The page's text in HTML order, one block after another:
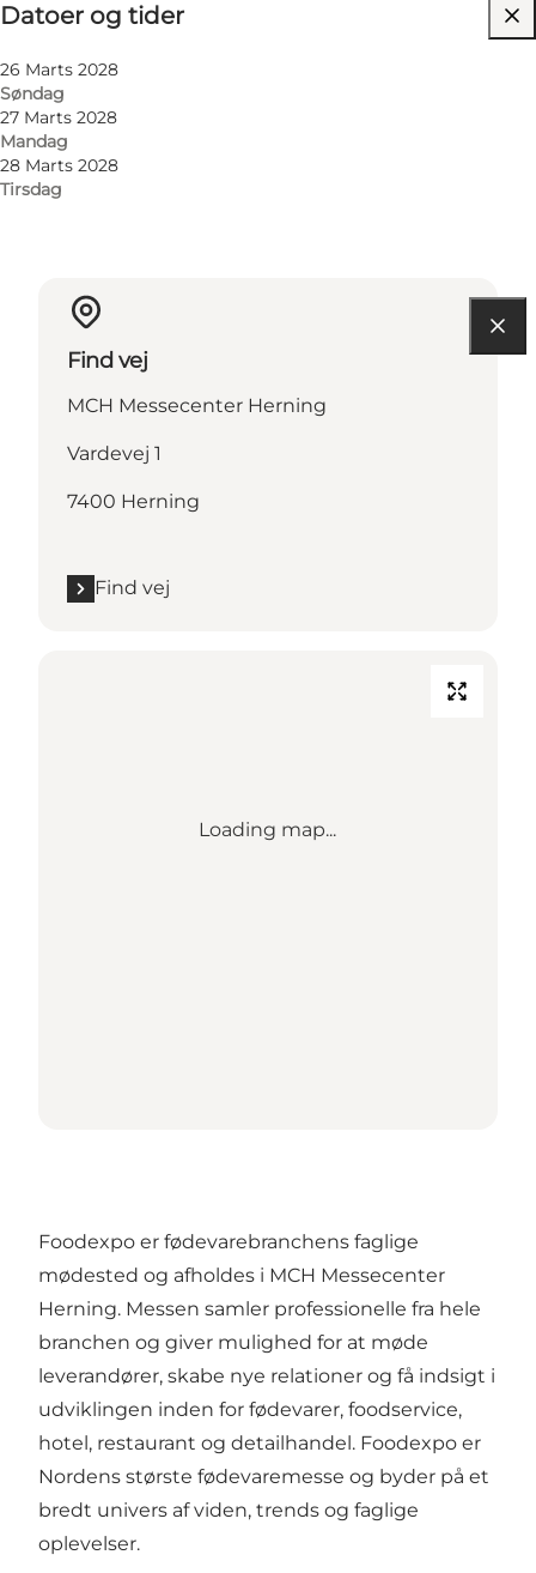
Datoer og tider
26 Marts 2028
Søndag
27 Marts 2028
Mandag
28 Marts 2028
Tirsdag
Besøg hjemmeside
Min virksomhed, Mig selv, Min partner, Venner,
Find vej
MCH Messecenter Herning
Vardevej 1
7400 Herning
Find vej
Loading map...
Foodexpo er fødevarebranchens faglige
mødested og afholdes i MCH Messecenter
Herning. Messen samler professionelle fra hele
branchen og giver mulighed for at møde
leverandører, skabe nye relationer og få indsigt i
udviklingen inden for fødevarer, foodservice,
hotel, restaurant og detailhandel. Foodexpo er
Nordens største fødevaremesse og byder på et
bredt univers af viden, trends og faglige
oplevelser.